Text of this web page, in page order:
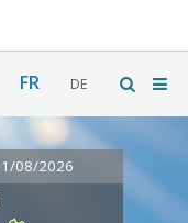
FR DE
08/2026